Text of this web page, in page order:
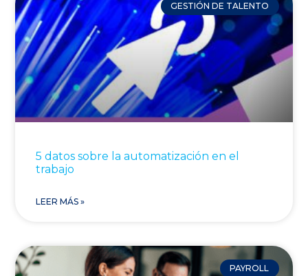
GESTIÓN DE TALENTO
5 datos sobre la automatización en el
trabajo
LEER MÁS »
PAYROLL